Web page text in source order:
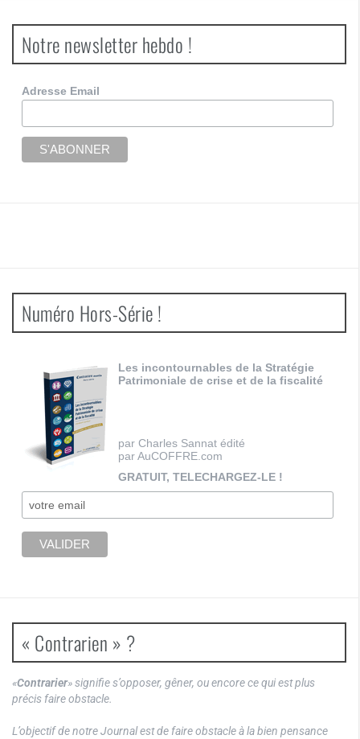
Notre newsletter hebdo !
Adresse Email
Numéro Hors-Série !
Les incontournables de la Stratégie
Patrimoniale de crise et de la fiscalité
par Charles Sannat édité
par AuCOFFRE.com
GRATUIT, TELECHARGEZ-LE !
« Contrarien » ?
«Contrarier» signifie s’opposer, gêner, ou encore ce qui est plus
précis faire obstacle.
L’objectif de notre Journal est de faire obstacle à la bien pensance